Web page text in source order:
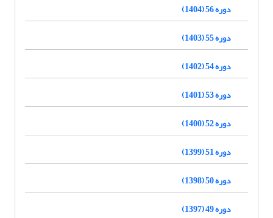
دوره 56 (1404)
دوره 55 (1403)
دوره 54 (1402)
دوره 53 (1401)
دوره 52 (1400)
دوره 51 (1399)
دوره 50 (1398)
دوره 49 (1397)